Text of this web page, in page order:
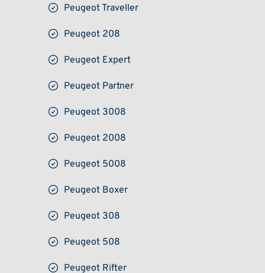
Peugeot Traveller
Peugeot 208
Peugeot Expert
Peugeot Partner
Peugeot 3008
Peugeot 2008
Peugeot 5008
Peugeot Boxer
Peugeot 308
Peugeot 508
Peugeot Rifter